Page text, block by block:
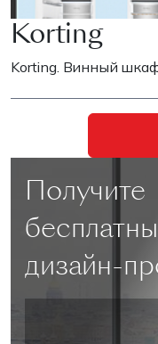
Korting
Korting. Винный
Получите
дизайн-